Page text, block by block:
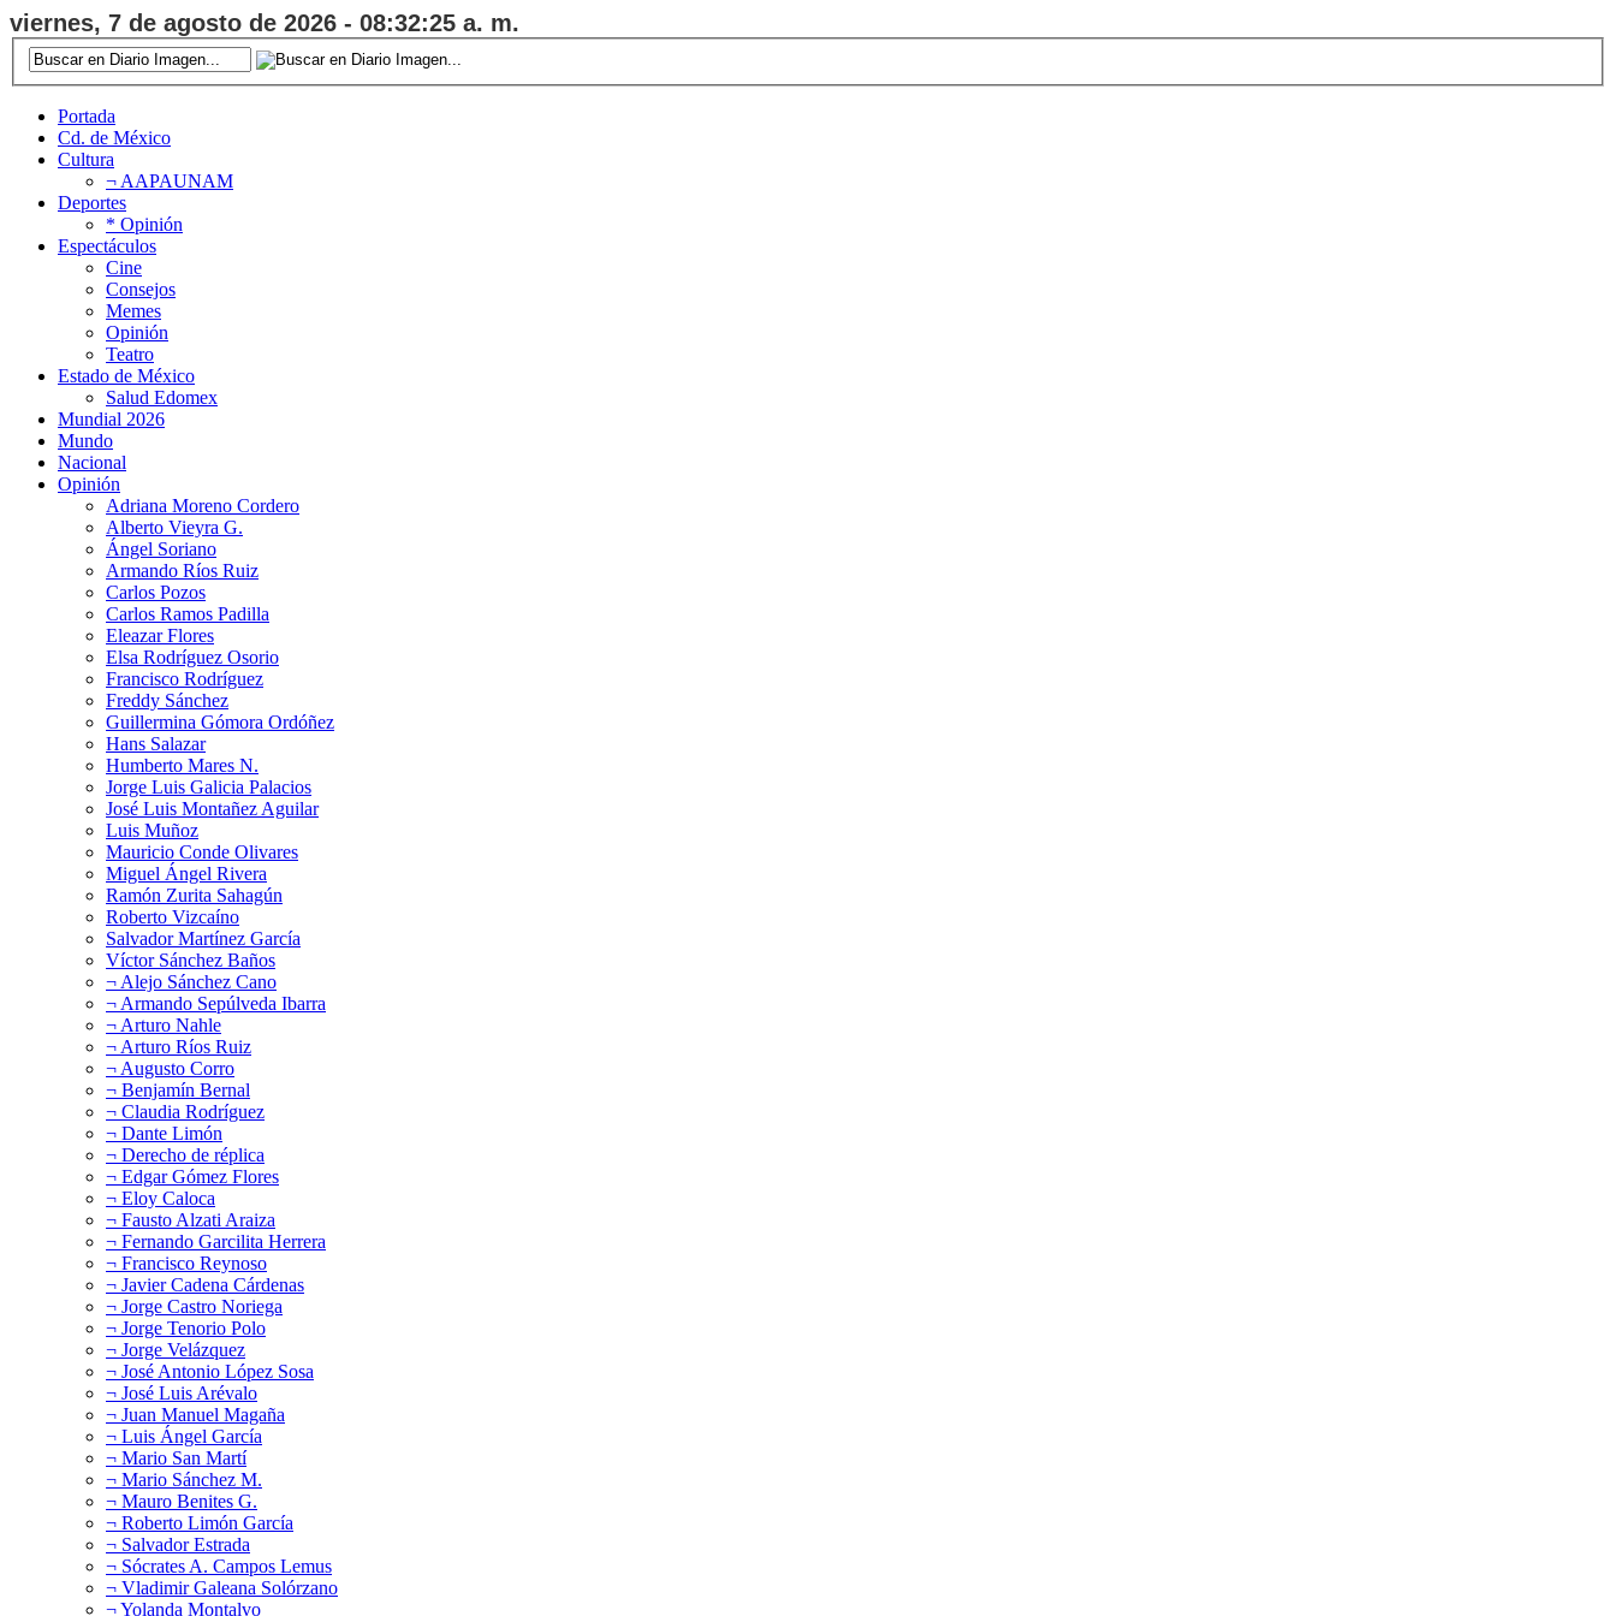
viernes, 7 de agosto de 2026 - 08:32:25 a. m.
Portada
Cd. de México
Cultura
¬ AAPAUNAM
Deportes
* Opinión
Espectáculos
Cine
Consejos
Memes
Opinión
Teatro
Estado de México
Salud Edomex
Mundial 2026
Mundo
Nacional
Opinión
Adriana Moreno Cordero
Alberto Vieyra G.
Ángel Soriano
Armando Ríos Ruiz
Carlos Pozos
Carlos Ramos Padilla
Eleazar Flores
Elsa Rodríguez Osorio
Francisco Rodríguez
Freddy Sánchez
Guillermina Gómora Ordóñez
Hans Salazar
Humberto Mares N.
Jorge Luis Galicia Palacios
José Luis Montañez Aguilar
Luis Muñoz
Mauricio Conde Olivares
Miguel Ángel Rivera
Ramón Zurita Sahagún
Roberto Vizcaíno
Salvador Martínez García
Víctor Sánchez Baños
¬ Alejo Sánchez Cano
¬ Armando Sepúlveda Ibarra
¬ Arturo Nahle
¬ Arturo Ríos Ruiz
¬ Augusto Corro
¬ Benjamín Bernal
¬ Claudia Rodríguez
¬ Dante Limón
¬ Derecho de réplica
¬ Edgar Gómez Flores
¬ Eloy Caloca
¬ Fausto Alzati Araiza
¬ Fernando Garcilita Herrera
¬ Francisco Reynoso
¬ Javier Cadena Cárdenas
¬ Jorge Castro Noriega
¬ Jorge Tenorio Polo
¬ Jorge Velázquez
¬ José Antonio López Sosa
¬ José Luis Arévalo
¬ Juan Manuel Magaña
¬ Luis Ángel García
¬ Mario San Martí
¬ Mario Sánchez M.
¬ Mauro Benites G.
¬ Roberto Limón García
¬ Salvador Estrada
¬ Sócrates A. Campos Lemus
¬ Vladimir Galeana Solórzano
¬ Yolanda Montalvo